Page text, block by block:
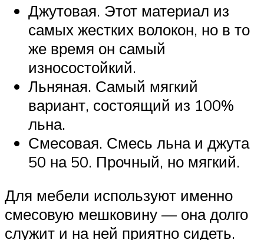
Джутовая. Этот материал из
самых жестких волокон, но в то
же время он самый
износостойкий.
Льняная. Самый мягкий
вариант, состоящий из 100%
льна.
Смесовая. Смесь льна и джута
50 на 50. Прочный, но мягкий.
Для мебели используют именно
смесовую мешковину — она долго
служит и на ней приятно сидеть.